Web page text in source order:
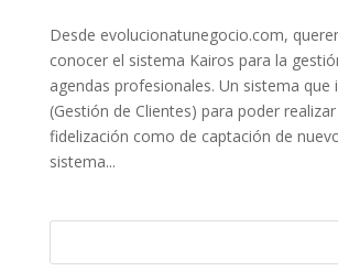
Desde evolucionatunegocio.com,
conocer el sistema Kairos para la
agendas profesionales. Un sistema que
(Gestión de Clientes) para poder
fidelización como de captación de
sistema...